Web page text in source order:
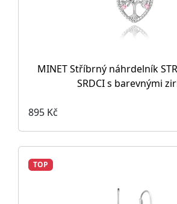
MINET Stříbrný náhrdelník
SRDCI s barevnými
895 Kč
TOP